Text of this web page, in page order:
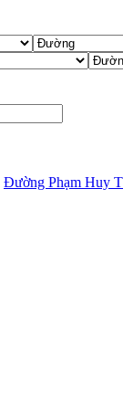
Đường Phạm Huy